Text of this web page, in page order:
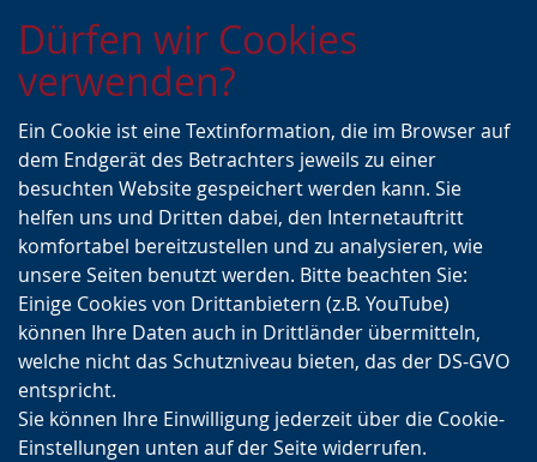
Zur
Hauptnavigation
Zur
Seitennavigation
Zum
Inhalt
Dürfen wir Cookies
verwenden?
Ein Cookie ist eine Textinformation, die im Browser auf
dem Endgerät des Betrachters jeweils zu einer
besuchten Website gespeichert werden kann. Sie
helfen uns und Dritten dabei, den Internetauftritt
komfortabel bereitzustellen und zu analysieren, wie
unsere Seiten benutzt werden. Bitte beachten Sie:
Einige Cookies von Drittanbietern (z.B. YouTube)
können Ihre Daten auch in Drittländer übermitteln,
welche nicht das Schutzniveau bieten, das der DS-GVO
entspricht.
Sie können Ihre Einwilligung jederzeit über die Cookie-
Einstellungen unten auf der Seite widerrufen.